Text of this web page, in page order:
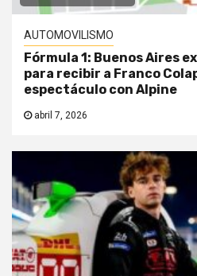
AUTOMOVILISMO
Fórmula 1: Buenos Aires
para recibir a Franco
espectáculo con Alpine
abril 7, 2026